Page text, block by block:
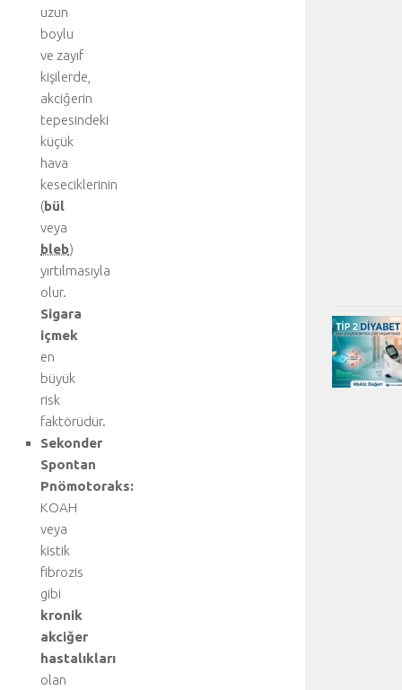
uzun
boylu
ve zayıf
kişilerde,
akciğerin
tepesindeki
küçük
hava
keseciklerinin
(bül
veya
bleb)
yırtılmasıyla
olur.
Sigara
içmek
en
büyük
risk
faktörüdür.
Sekonder
Spontan
Pnömotoraks:
KOAH
veya
kistik
fibrozis
gibi
kronik
akciğer
hastalıkları
olan